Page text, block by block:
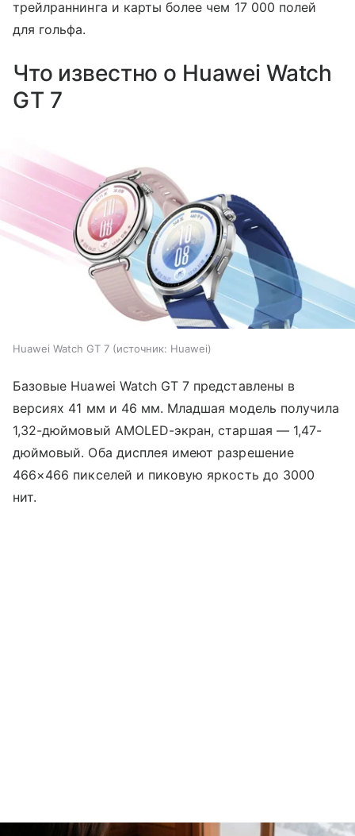
трейлраннинга и карты более чем 17 000 полей
для гольфа.
Что известно о Huawei Watch
GT 7
Huawei Watch GT 7 источник: Huawei
Базовые Huawei Watch GT 7 представлены в
версиях 41 мм и 46 мм. Младшая модель получила
1,32-дюймовый AMOLED-экран, старшая — 1,47-
дюймовый. Оба дисплея имеют разрешение
466×466 пикселей и пиковую яркость до 3000
нит.